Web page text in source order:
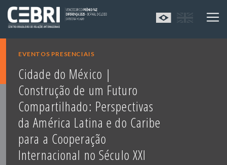
EVENTOS PRESENCIAIS
Cidade do México |
Construção de um Futuro
Compartilhado: Perspectivas
da América Latina e do Caribe
para a Cooperação
Internacional no Século XXI